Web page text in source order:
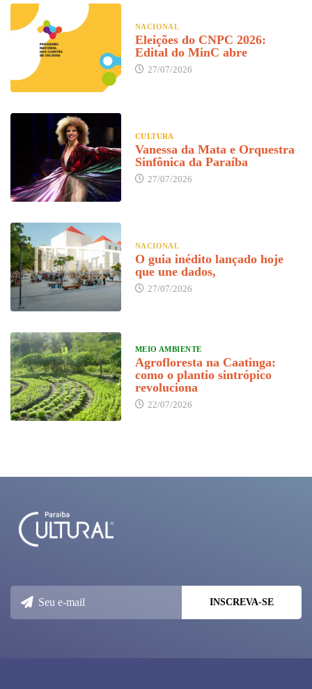
NACIONAL
Eleições do CNPC 2026:
Edital do MinC abre
27/07/2026
CULTURA
Vanessa da Mata e Orquestra
Sinfônica da Paraíba
27/07/2026
NACIONAL
O guia inédito lançado hoje
que une dados,
27/07/2026
MEIO AMBIENTE
Agrofloresta na Caatinga:
como o plantio sintrópico
revoluciona
22/07/2026